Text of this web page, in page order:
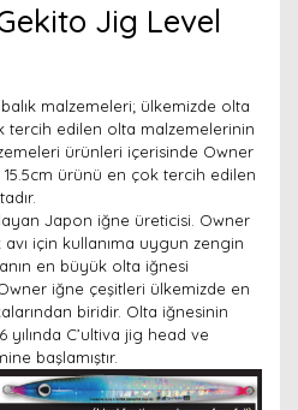
Jig Level
malzemeleri; ülkemizde olta
tercih edilen olta malzemelerinin
ürünleri içerisinde Owner
15.5cm ürünü en çok tercih edilen
Japon iğne üreticisi. Owner
avı için kullanıma uygun zengin
en büyük olta iğnesi
iğne çeşitleri ülkemizde en
biridir. Olta iğnesinin
yılında C’ultiva jig head ve
başlamıştır.